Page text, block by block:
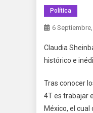
Política
6
Claudia
histórico e
Tras conocer
4T es trabajar
México, el